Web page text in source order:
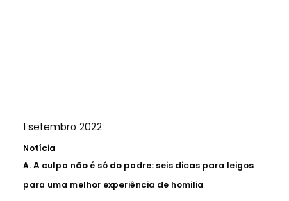
1 setembro 2022
Notícia
A.A culpa não é só do padre: seis dicas para leigos
para uma melhor experiência de homilia